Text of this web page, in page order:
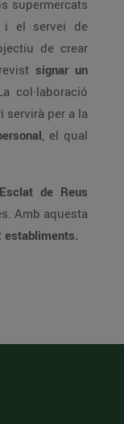
supermercats
i el servei de
de crear
signar un
col·laboració
servirà per a la
, el qual
de Reus
Amb aquesta
establiments.